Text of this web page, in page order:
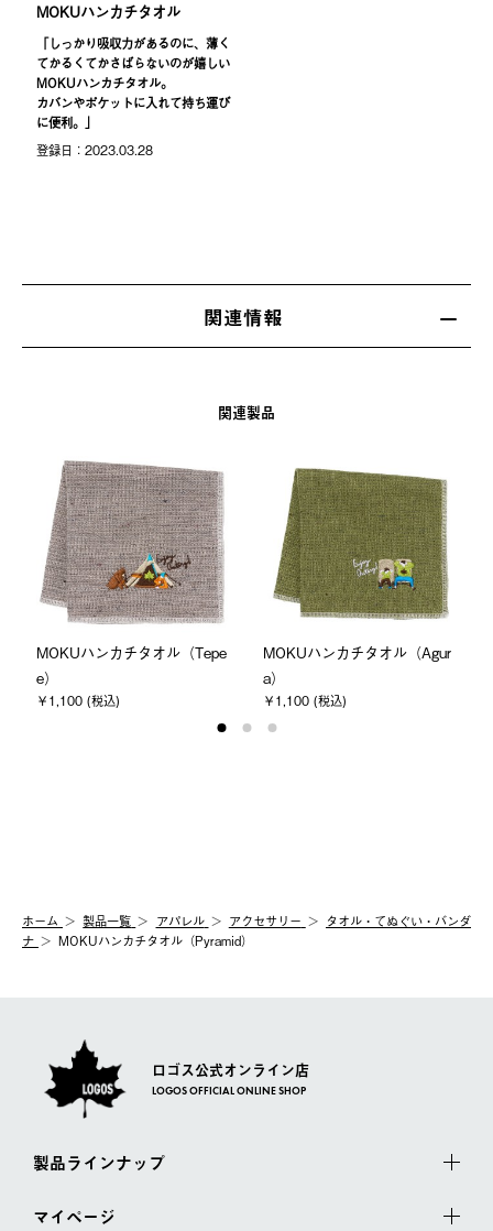
MOKUハンカチタオル
「しっかり吸収力があるのに、薄く
てかるくてかさばらないのが嬉しい
MOKUハンカチタオル。
カバンやポケットに入れて持ち運び
に便利。」
登録⽇：2023.03.28
関連情報
関連製品
MOKUハンカチタオル（Tepe
e）
￥1,100 (税込)
MOKUハンカチタオル（Agur
a）
￥1,100 (税込)
ホーム 製品⼀覧 アパレル アクセサリー
タオル・てぬぐい・バンダ
ナ
MOKUハンカチタオル（Pyramid）
ロゴス公式オンライン店
LOGOS OFFICIAL ONLINE SHOP
製品ラインナップ
マイページ